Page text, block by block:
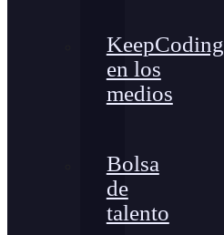
KeepCoding
en los
medios
Bolsa
de
talento